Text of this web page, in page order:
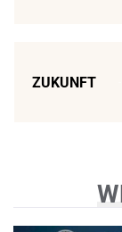
ZUKUNFT